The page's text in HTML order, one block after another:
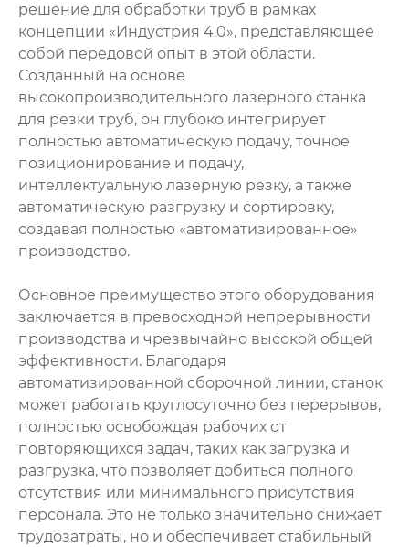
решение для обработки труб в рамках
концепции «Индустрия 4.0», представляющее
собой передовой опыт в этой области.
Созданный на основе
высокопроизводительного лазерного станка
для резки труб, он глубоко интегрирует
полностью автоматическую подачу, точное
позиционирование и подачу,
интеллектуальную лазерную резку, а также
автоматическую разгрузку и сортировку,
создавая полностью «автоматизированное»
производство.
Основное преимущество этого оборудования
заключается в превосходной непрерывности
производства и чрезвычайно высокой общей
эффективности. Благодаря
автоматизированной сборочной линии, станок
может работать круглосуточно без перерывов,
полностью освобождая рабочих от
повторяющихся задач, таких как загрузка и
разгрузка, что позволяет добиться полного
отсутствия или минимального присутствия
персонала. Это не только значительно снижает
трудозатраты, но и обеспечивает стабильный